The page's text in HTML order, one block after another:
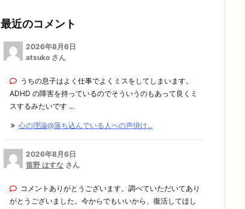
最近のコメント
2026年8月6日
atsuko さん
うちの息子はよく仕事でよくミスをしてしまいます。
ADHD の障害を持っているのでそういうのもあって良くミ
スするみたいです ...
心の理論@落ち込んでいる人への声掛け...
2026年8月6日
笛野 はすな さん
コメントありがとうございます。調べていただいてあり
がとうございました。今からでもいいから、復活してほし